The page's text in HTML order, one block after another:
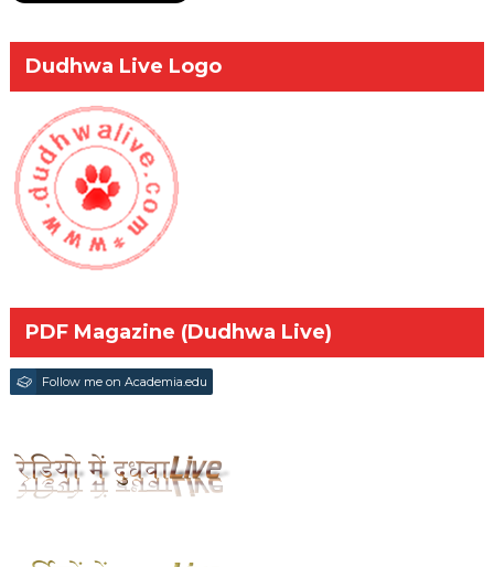
Dudhwa Live Logo
PDF Magazine (Dudhwa Live)
Follow me on Academia.edu